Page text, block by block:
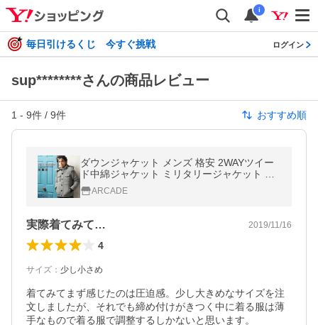
i
毎日引けるくじ 今すぐ挑戦 ログイン
sup********さんの商品レビュー
1 - 9件 / 9件 おすすめ順
ダウンジャケット メンズ 格安 2WAYツイー
ド中綿ジャケット ミリタリージャケット メ
ンズ メンズ ダウンコート 中綿ジャケット 2
021 秋 冬/爆買 父の日
ARCADE
実際着てみて… 2019/11/16
4
サイズ ： 少し小さめ
着てみてまず感じたのは圧迫感。少し大きめなサイズを注
文しましたが、それでも締め付けがきつく中に着る服は薄
手なもので着る服で調整するしかないと思います。